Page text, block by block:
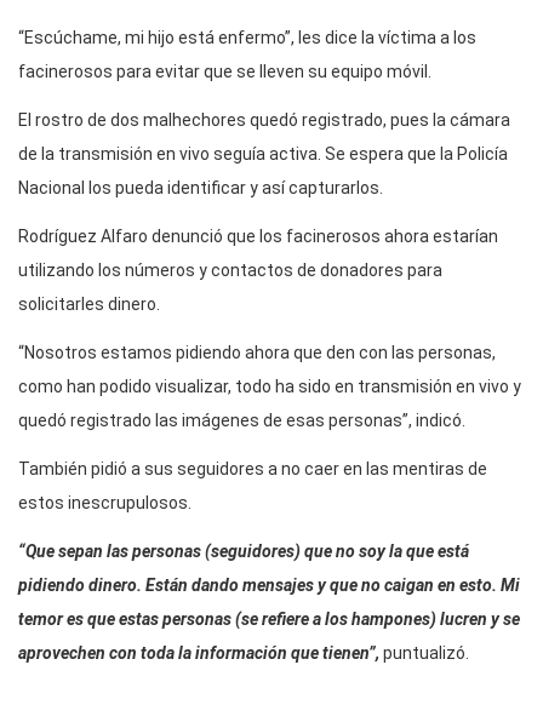
“Escúchame, mi hijo está enfermo”, les dice la víctima a los
facinerosos para evitar que se lleven su equipo móvil.
El rostro de dos malhechores quedó registrado, pues la cámara
de la transmisión en vivo seguía activa. Se espera que la Policía
Nacional los pueda identificar y así capturarlos.
Rodríguez Alfaro denunció que los facinerosos ahora estarían
utilizando los números y contactos de donadores para
solicitarles dinero.
“Nosotros estamos pidiendo ahora que den con las personas,
como han podido visualizar, todo ha sido en transmisión en vivo y
quedó registrado las imágenes de esas personas”, indicó.
También pidió a sus seguidores a no caer en las mentiras de
estos inescrupulosos.
“Que sepan las personas (seguidores) que no soy la que está
pidiendo dinero. Están dando mensajes y que no caigan en esto. Mi
temor es que estas personas (se refiere a los hampones) lucren y se
aprovechen con toda la información que tienen”, puntualizó.